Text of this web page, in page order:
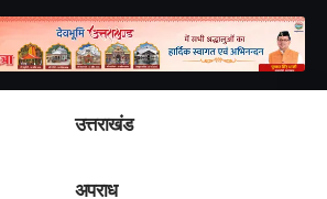
उत्तराखंड
अपराध